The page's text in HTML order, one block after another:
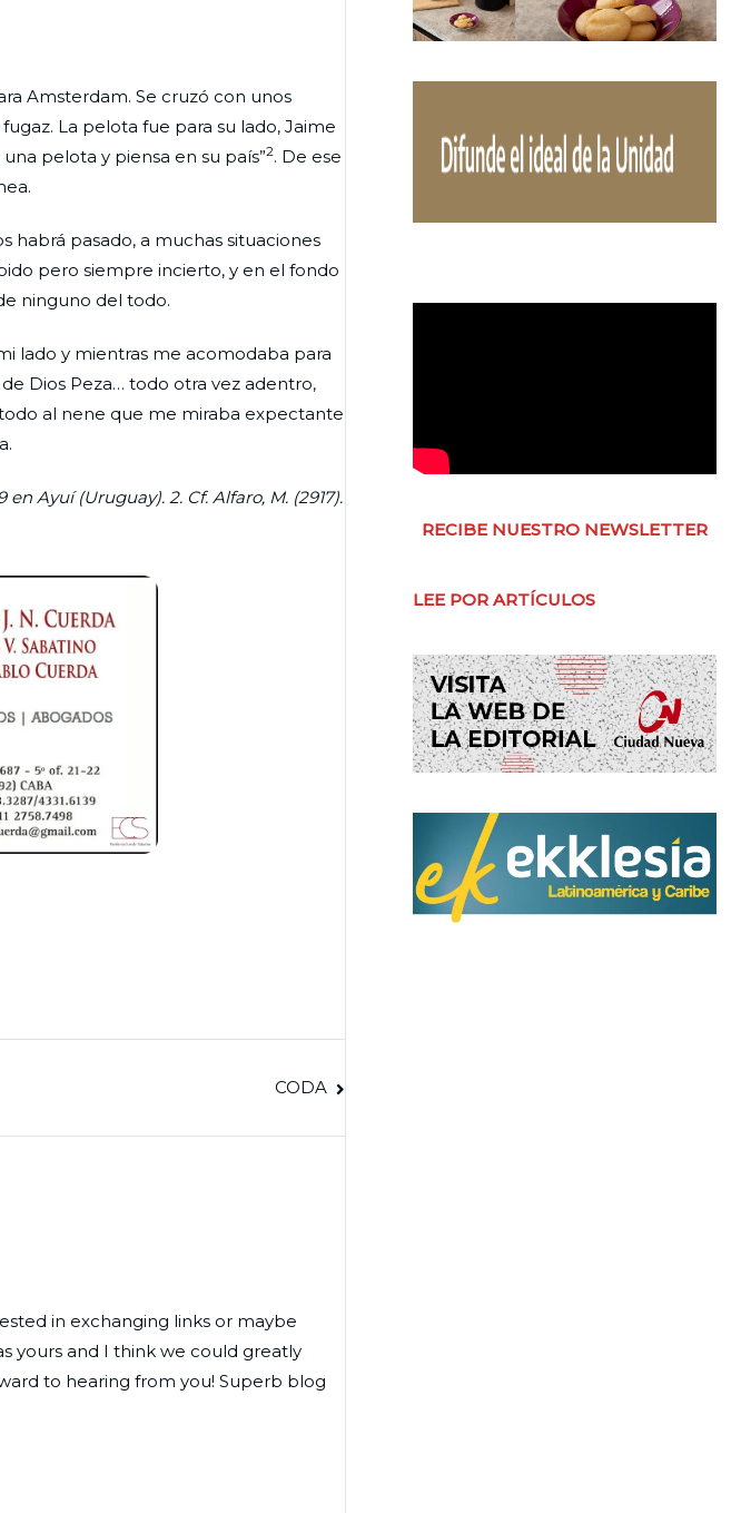
Amsterdam. Se cruzó con unos
La pelota fue para su lado, Jaime
pelota y piensa en su país”2. De ese
habrá pasado, a muchas situaciones
pero siempre incierto, y en el fondo
ninguno del todo.
lado y mientras me acomodaba para
Dios Peza… todo otra vez adentro,
al nene que me miraba expectante
Ayuí (Uruguay). 2. Cf. Alfaro, M. (2917).
CODA
in exchanging links or maybe
yours and I think we could greatly
to hearing from you! Superb blog
RECIBE NUESTRO NEWSLETTER
LEE POR ARTÍCULOS